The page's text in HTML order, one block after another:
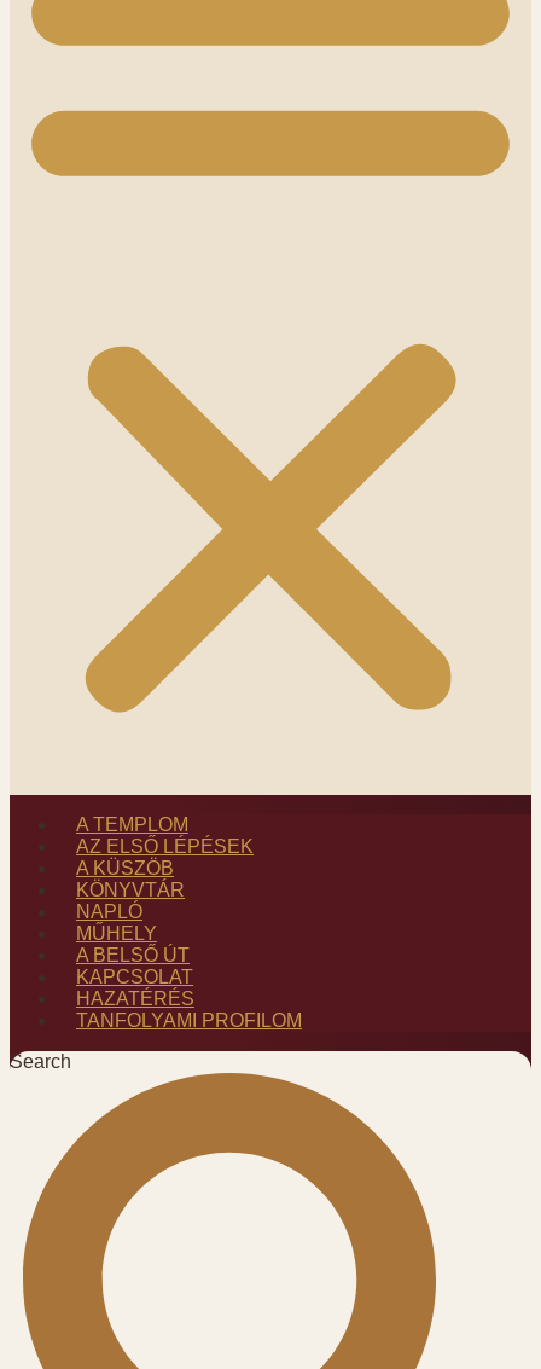
A TEMPLOM
AZ ELSŐ LÉPÉSEK
A KÜSZÖB
KÖNYVTÁR
NAPLÓ
MŰHELY
A BELSŐ ÚT
KAPCSOLAT
HAZATÉRÉS
TANFOLYAMI PROFILOM
Search